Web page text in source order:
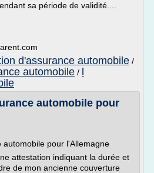
sa période de validité....
d'assurance automobile /
automobile /
automobile pour
automobile pour l'Allemagne
attestation indiquant la durée et
de mon ancienne couverture